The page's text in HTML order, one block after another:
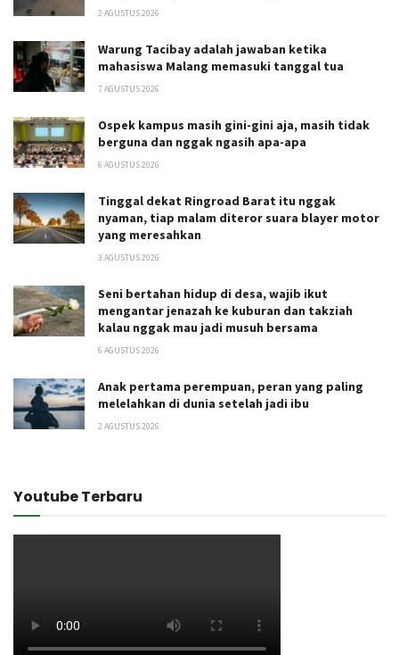
2 AGUSTUS 2026
Warung Tacibay adalah jawaban ketika
mahasiswa Malang memasuki tanggal tua
7 AGUSTUS 2026
Ospek kampus masih gini-gini aja, masih tidak
berguna dan nggak ngasih apa-apa
6 AGUSTUS 2026
Tinggal dekat Ringroad Barat itu nggak
nyaman, tiap malam diteror suara blayer motor
yang meresahkan
3 AGUSTUS 2026
Seni bertahan hidup di desa, wajib ikut
mengantar jenazah ke kuburan dan takziah
kalau nggak mau jadi musuh bersama
6 AGUSTUS 2026
Anak pertama perempuan, peran yang paling
melelahkan di dunia setelah jadi ibu
2 AGUSTUS 2026
Youtube Terbaru